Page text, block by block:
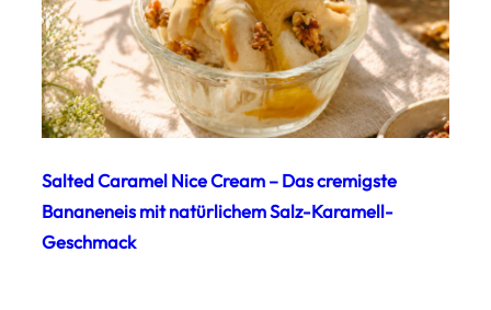
Salted Caramel Nice Cream – Das cremigste
Bananeneis mit natürlichem Salz-Karamell-
Geschmack